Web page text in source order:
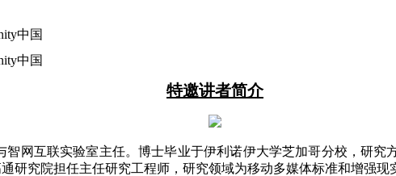
中国
中国
特邀讲者简介
网互联实验室主任。博士毕业于伊利诺伊大学芝加哥分校，研
研究院担任主任研究工程师，研究领域为移动多媒体标准和增强